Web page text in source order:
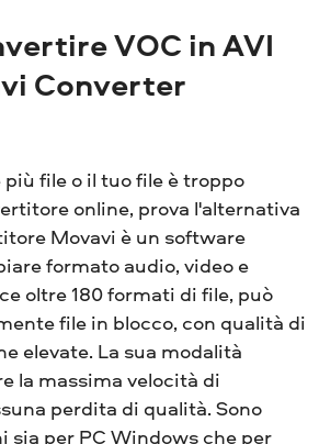
VOC in AVI
Converter
file o il tuo file è troppo
online, prova l'alternativa
Movavi è un software
formato audio, video e
oltre 180 formati di file, può
file in blocco, con qualità di
elevate. La sua modalità
la massima velocità di
perdita di qualità. Sono
sia per PC Windows che per